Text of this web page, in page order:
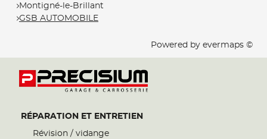
Montigné-le-Brillant
GSB AUTOMOBILE
Powered by evermaps ©
RÉPARATION ET ENTRETIEN
Révision / vidange